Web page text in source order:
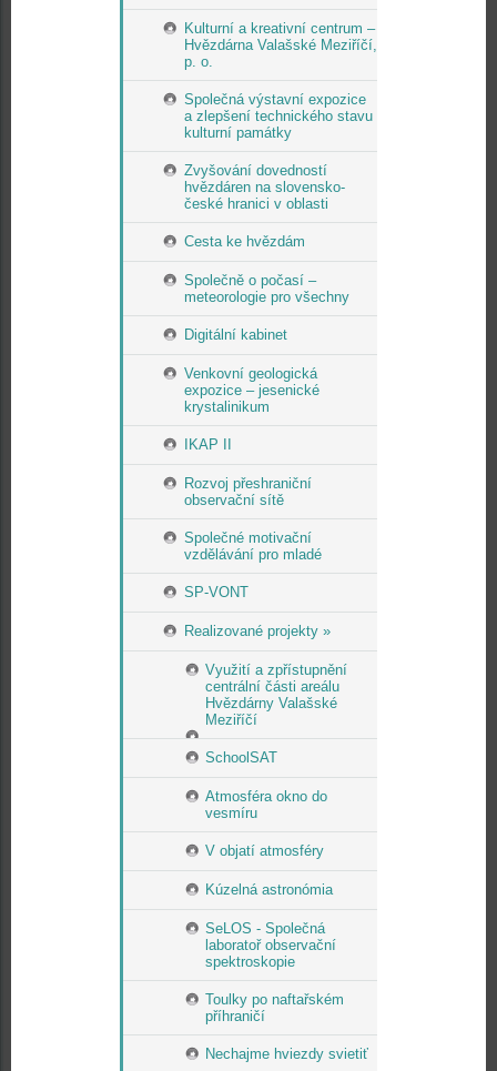
Kulturní a kreativní centrum –
Hvězdárna Valašské Meziříčí,
p. o.
Společná výstavní expozice
a zlepšení technického stavu
kulturní památky
Zvyšování dovedností
hvězdáren na slovensko-
české hranici v oblasti
Cesta ke hvězdám
Společně o počasí –
meteorologie pro všechny
Digitální kabinet
Venkovní geologická
expozice – jesenické
krystalinikum
IKAP II
Rozvoj přeshraniční
observační sítě
Společné motivační
vzdělávání pro mladé
SP-VONT
Realizované projekty »
Využití a zpřístupnění
centrální části areálu
Hvězdárny Valašské
Meziříčí
SchoolSAT
Atmosféra okno do
vesmíru
V objatí atmosféry
Kúzelná astronómia
SeLOS - Společná
laboratoř observační
spektroskopie
Toulky po naftařském
příhraničí
Nechajme hviezdy svietiť